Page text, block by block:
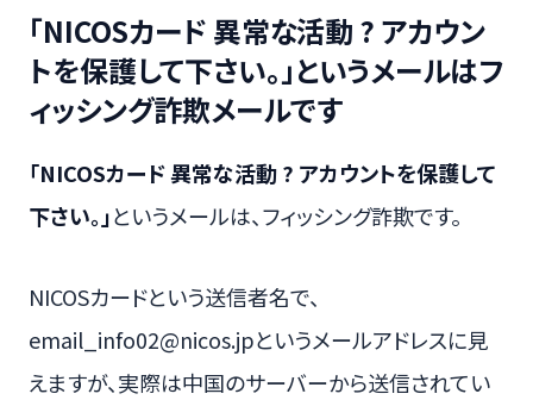
「NICOSカード 異常な活動 ? アカウン
トを保護して下さい。」というメールはフ
ィッシング詐欺メールです
「NICOSカード 異常な活動 ? アカウントを保護して
下さい。」というメールは、フィッシング詐欺です。
NICOSカードという送信者名で、
email_info02@nicos.jpというメールアドレスに見
えますが、実際は中国のサーバーから送信されてい